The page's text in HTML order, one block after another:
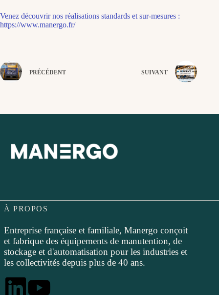
Venez découvrir nos réalisations standards et sur-mesures :
https://www.manergo.fr/
PRÉCÉDENT SUIVANT
À PROPOS
Entreprise française et familiale, Manergo conçoit
et fabrique des équipements de manutention, de
stockage et d'automatisation pour les industries et
les collectivités depuis plus de 40 ans.